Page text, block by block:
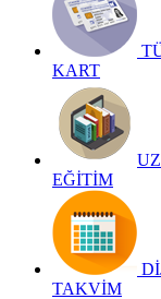
KART
EĞİTİM
TAKVİM